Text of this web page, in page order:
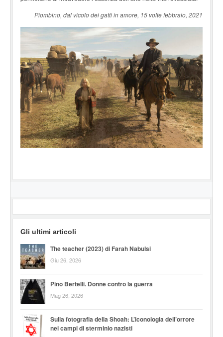
Piombino, dal vicolo dei gatti in amore, 15 volte febbraio, 2021
Gli ultimi articoli
The teacher (2023) di Farah Nabulsi
Giu 26, 2026
Pino Bertelli. Donne contro la guerra
Mag 26, 2026
Sulla fotografia della Shoah: L’iconologia dell’orrore
nei campi di sterminio nazisti